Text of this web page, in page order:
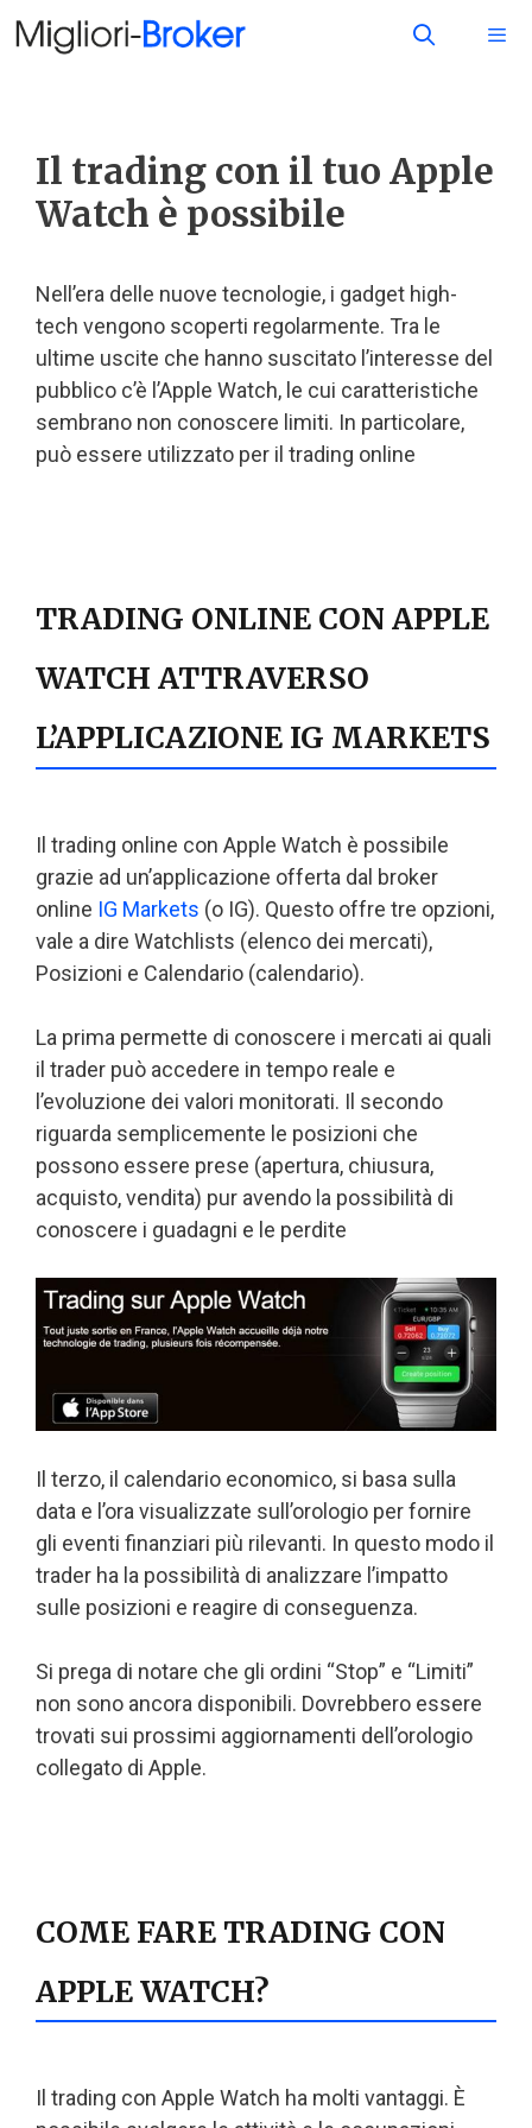
Il trading con il tuo Apple
Watch è possibile
Nell’era delle nuove tecnologie, i gadget high-
tech vengono scoperti regolarmente. Tra le
ultime uscite che hanno suscitato l’interesse del
pubblico c’è l’Apple Watch, le cui caratteristiche
sembrano non conoscere limiti. In particolare,
può essere utilizzato per il trading online
TRADING ONLINE CON APPLE
WATCH ATTRAVERSO
L’APPLICAZIONE IG MARKETS
Il trading online con Apple Watch è possibile
grazie ad un’applicazione offerta dal broker
online IG Markets (o IG). Questo offre tre opzioni,
vale a dire Watchlists (elenco dei mercati),
Posizioni e Calendario (calendario).
La prima permette di conoscere i mercati ai quali
il trader può accedere in tempo reale e
l’evoluzione dei valori monitorati. Il secondo
riguarda semplicemente le posizioni che
possono essere prese (apertura, chiusura,
acquisto, vendita) pur avendo la possibilità di
conoscere i guadagni e le perdite
Il terzo, il calendario economico, si basa sulla
data e l’ora visualizzate sull’orologio per fornire
gli eventi finanziari più rilevanti. In questo modo il
trader ha la possibilità di analizzare l’impatto
sulle posizioni e reagire di conseguenza.
Si prega di notare che gli ordini “Stop” e “Limiti”
non sono ancora disponibili. Dovrebbero essere
trovati sui prossimi aggiornamenti dell’orologio
collegato di Apple.
COME FARE TRADING CON
APPLE WATCH?
Il trading con Apple Watch ha molti vantaggi. È